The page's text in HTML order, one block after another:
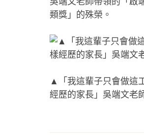
類獎」的殊榮。
▲「我這輩子只會做這
經歷的家長」吳端文老